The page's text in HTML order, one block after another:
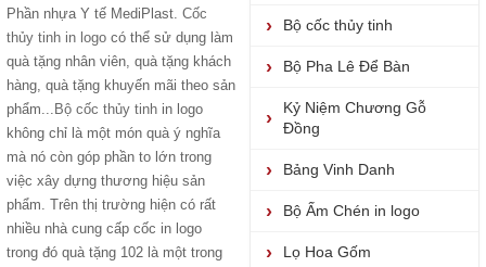
Phần nhựa Y tế MediPlast. Cốc
thủy tinh in logo có thể sử dụng làm
quà tặng nhân viên, quà tặng khách
hàng, quà tặng khuyến mãi theo sản
phẩm... Bộ cốc thủy tinh in logo
không chỉ là một món quà ý nghĩa
mà nó còn góp phần to lớn trong
việc xây dựng thương hiệu sản
phẩm. Trên thị trường hiện có rất
nhiều nhà cung cấp cốc in logo
trong đó quà tặng 102 là một trong
Bộ cốc thủy tinh
Bộ Pha Lê Để Bàn
Kỷ Niệm Chương Gỗ
Đồng
Bảng Vinh Danh
Bộ Ấm Chén in logo
Lọ Hoa Gốm